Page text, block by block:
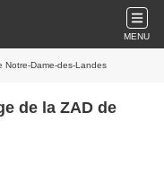
MENU
Notre-Dame-des-Landes
de la ZAD de